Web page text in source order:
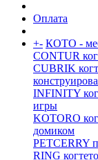
Оплата
+- КОТО -
CONTUR
CUBRIK
INFINITY
игры
KOTORO
домиком
PETCERRY
RING